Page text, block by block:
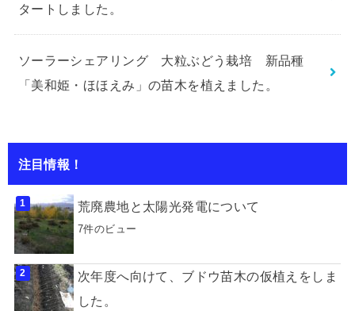
タートしました。
ソーラーシェアリング 大粒ぶどう栽培 新品種
「美和姫・ほほえみ」の苗木を植えました。
注目情報！
荒廃農地と太陽光発電について
7件のビュー
次年度へ向けて、ブドウ苗木の仮植えをしま
した。